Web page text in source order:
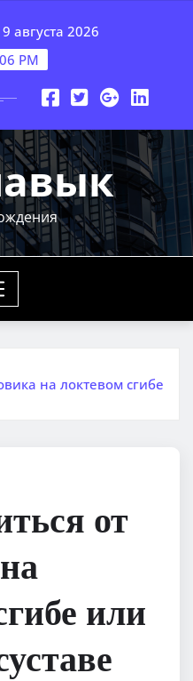
августа 2026
PM
на локтевом сгибе
от
или